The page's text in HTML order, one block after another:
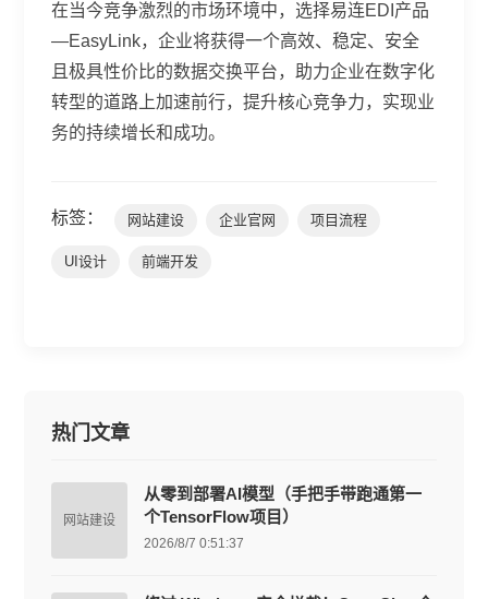
在当今竞争激烈的市场环境中，选择易连EDI产品
—EasyLink，企业将获得一个高效、稳定、安全
且极具性价比的数据交换平台，助力企业在数字化
转型的道路上加速前行，提升核心竞争力，实现业
务的持续增长和成功。
标签： 网站建设 企业官网 项目流程
UI设计 前端开发
热门文章
网站建设
从零到部署AI模型（手把手带跑通第一
个TensorFlow项目）
2026/8/7 0:51:37